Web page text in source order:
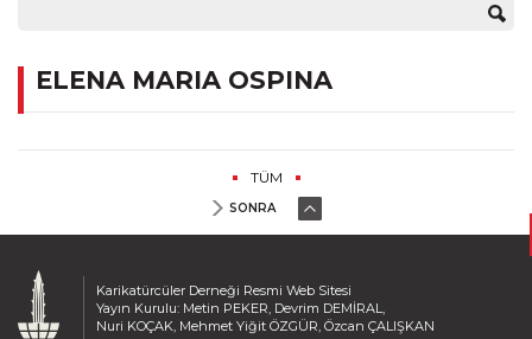
ELENA MARIA OSPINA
TÜM
SONRA
Karikatürcüler Derneği Resmi Web Sitesi
Yayın Kurulu: Metin PEKER, Devrim DEMİRAL,
Nuri KOÇAK, Mehmet Yiğit ÖZGÜR, Özcan ÇALIŞKAN